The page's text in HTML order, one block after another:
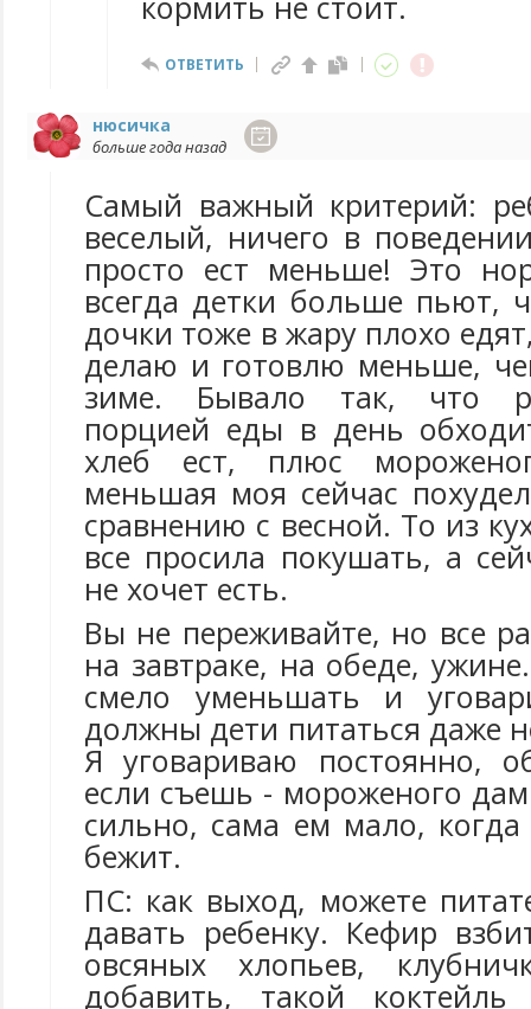
ОТВЕТИТЬ
нюсичка
больше года назад
Самый важный критерий:
веселый, ничего в
просто ест меньше! Это
всегда детки больше пьют,
дочки тоже в жару плохо
делаю и готовлю меньше,
зиме. Бывало так, что
порцией еды в день
хлеб ест, плюс
меньшая моя сейчас
сравнению с весной. То из
все просила покушать, а
не хочет есть.
Вы не переживайте, но все
на завтраке, на обеде,
смело уменьшать и
должны дети питаться даже
Я уговариваю постоянно,
если съешь - мороженого
сильно, сама ем мало,
бежит.
ПС: как выход, можете
давать ребенку. Кефир
овсяных хлопьев,
добавить, такой